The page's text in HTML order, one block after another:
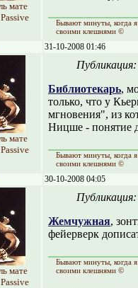
мате
Бывают минуты, когда
своими клешнями ©
31-10-2008 01:46
мате
Библиотекарь,
только, что у
мгновения", из
Ницше - понятие
Бывают минуты, когда
своими клешнями ©
30-10-2008 04:05
мате
Жемчужная,
фейерверк
Бывают минуты, когда
своими клешнями ©